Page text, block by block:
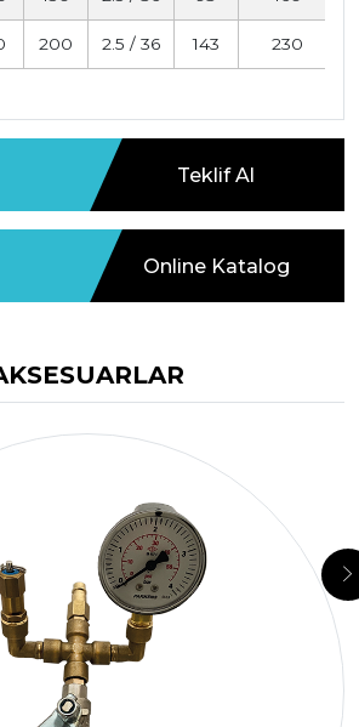
200 2.5 / 36 143 230
Teklif Al
Online Katalog